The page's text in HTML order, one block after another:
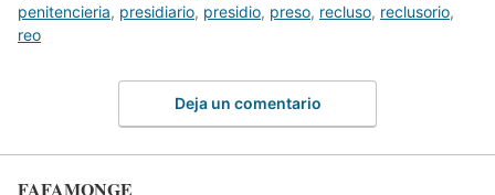
penitencieria, presidiario, presidio, preso, recluso, reclusorio,
reo
Deja un comentario
FAFAMONGE